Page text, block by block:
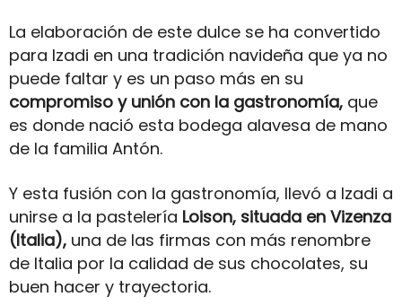
La elaboración de este dulce se ha convertido
para Izadi en una tradición navideña que ya no
puede faltar y es un paso más en su
compromiso y unión con la gastronomía, que
es donde nació esta bodega alavesa de mano
de la familia Antón.
Y esta fusión con la gastronomía, llevó a Izadi a
unirse a la pastelería Loison, situada en Vizenza
(Italia), una de las firmas con más renombre
de Italia por la calidad de sus chocolates, su
buen hacer y trayectoria.